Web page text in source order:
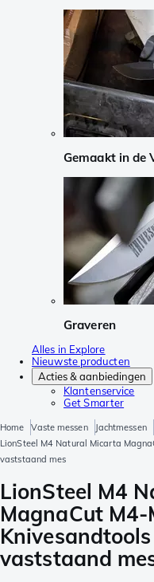
Gemaakt in de
Graveren
Alles in Explore
Nieuwste producten
Acties & aanbiedingen
Klantenservice
Get Smarter
Home Vaste messen
Jachtmessen
LionSteel M4 Natural Micarta
vaststaand mes
LionSteel M4
MagnaCut M4-
vaststaand